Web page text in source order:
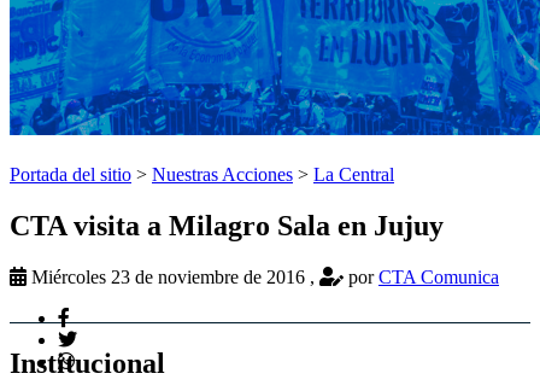
Portada del sitio > Nuestras Acciones > La Central
CTA visita a Milagro Sala en Jujuy
Miércoles 23 de noviembre de 2016 , porCTA Comunica
Institucional